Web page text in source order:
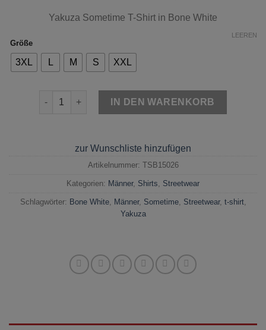
Yakuza Sometime T-Shirt in Bone White
Größe
3XL L M S XXL
LEEREN
Yakuza Sometime T-Shirt Bone White Menge
IN DEN WARENKORB
zur Wunschliste hinzufügen
Artikelnummer: TSB15026
Kategorien: Männer, Shirts Streetwear
Schlagwörter: Bone White, Männer, Sometime, Streetwear, t-shirt,
Yakuza